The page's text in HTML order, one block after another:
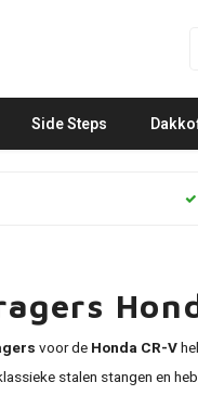
Side Steps
voor de Honda CR-V
stalen stangen en